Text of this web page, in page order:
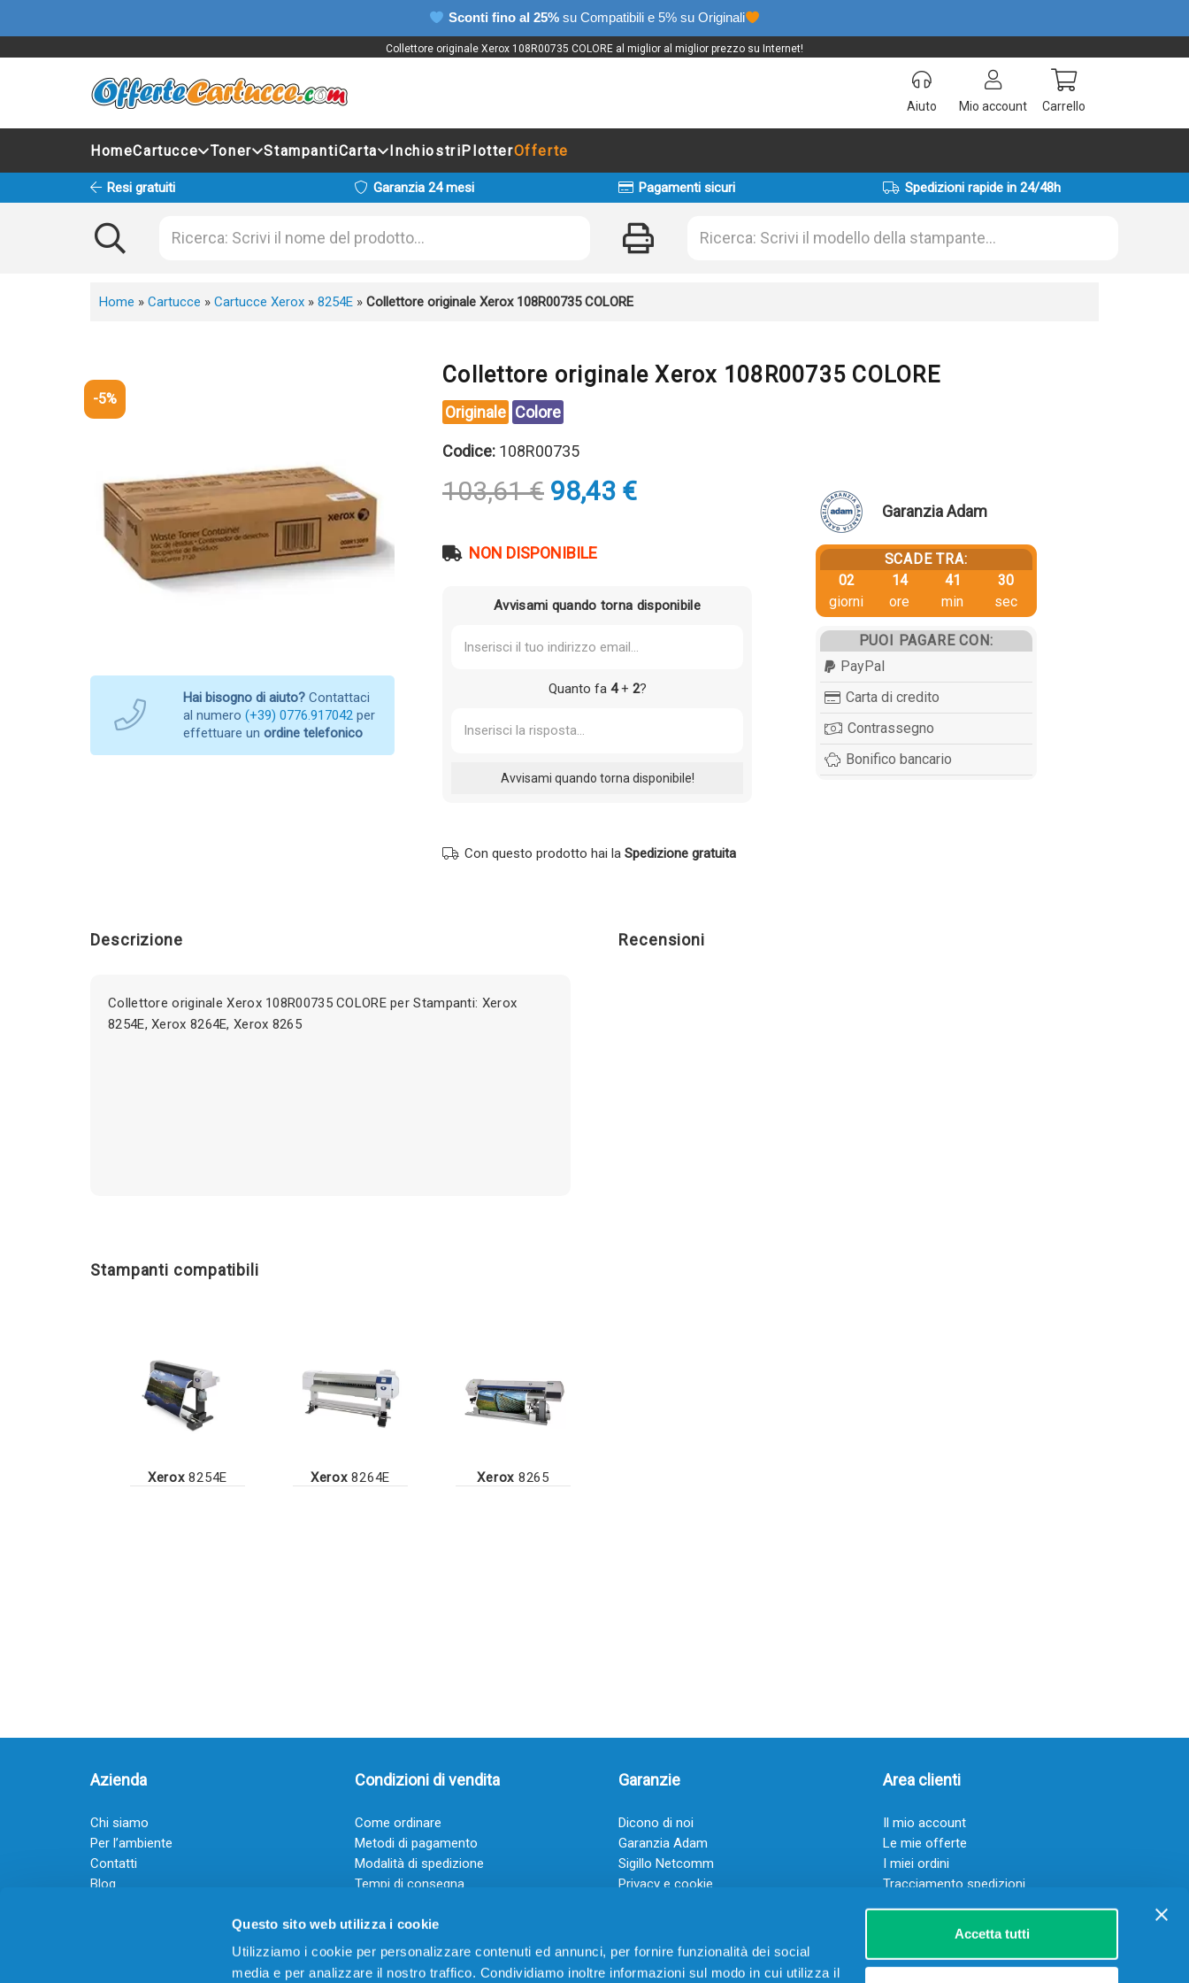
Questo sito web utilizza i cookie
Utilizziamo i cookie per personalizzare contenuti ed annunci, per fornire funzionalità dei social
media e per analizzare il nostro traffico. Condividiamo inoltre informazioni sul modo in cui utilizza il
Accetta tutti
Sconti fino al 25% su Compatibili e 5% su Originali
Collettore originale Xerox 108R00735 COLORE al miglior al miglior prezzo su Internet!
Aiuto Mio account Carrello
HomeCartucce Toner StampantiCarta InchiostriPlotterOfferte
Resi gratuiti Garanzia 24 mesi Pagamenti sicuri Spedizioni rapide in 24/48h
Home » Cartucce » Cartucce Xerox » 8254E » Collettore originale Xerox 108R00735 COLORE
-5%
Hai bisogno di aiuto? Contattaci
al numero (+39) 0776.917042 per
effettuare un ordine telefonico
Collettore originale Xerox 108R00735 COLORE
Originale Colore
Codice: 108R00735
103,61€ Il
prezzo
era:
98,43 €Il
NON DISPONIBILE
Avvisami quando torna disponibile
Quanto fa 4+ 2?
Con questo prodotto hai la Spedizione gratuita
Garanzia Adam
SCADE TRA:
02
giorni
14
ore
41
min
30
sec
PUOI PAGARE CON:
PayPal
Carta di credito
Contrassegno
Bonifico bancario
Descrizione
Collettore originale Xerox 108R00735 COLORE per Stampanti: Xerox
8254E, Xerox 8264E, Xerox 8265
Recensioni
Stampanti compatibili
Xerox8254E Xerox8264E Xerox 8265
Azienda
Chi siamo
Per l’ambiente
Contatti
Blog
Guadagna con il Dropship
Condizioni di vendita
Come ordinare
Metodi di pagamento
Modalità di spedizione
Tempi di consegna
Garanzie
Dicono di noi
Garanzia Adam
Sigillo Netcomm
Privacy e cookie
Area clienti
Il mio account
Le mie offerte
I miei ordini
Tracciamento spedizioni
Resi
Servizio clienti